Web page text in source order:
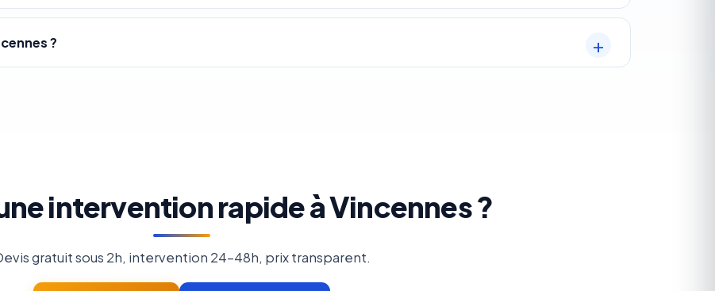
?
intervention rapide à Vincennes ?
gratuit sous 2h, intervention 24-48h, prix transparent.